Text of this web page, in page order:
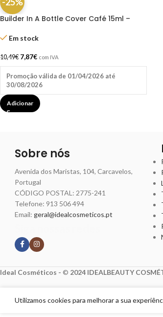
Builder In A Bottle Cover Café 15ml –
Em stock
10,49€ 7,87€ com IVA
Promoção válida de 01/04/2026 até
30/08/2026
Adicionar
Sobre nós
Avenida dos Maristas, 104, Carcavelos,
Portugal
CÓDIGO POSTAL: 2775-241
Telefone: 913 506 494
Email: geral@idealcosmeticos.pt
Ideal Cosméticos - © 2024 IDEALBEAUTY
Utilizamos cookies para melhorar a sua